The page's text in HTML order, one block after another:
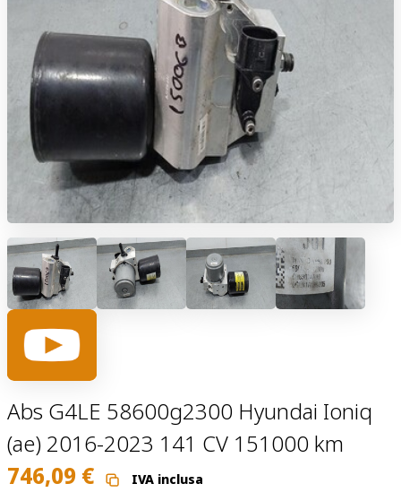
Abs G4LE 58600g2300 Hyundai Ioniq
(ae) 2016-2023 141 CV 151000 km
746,09 € IVA inclusa